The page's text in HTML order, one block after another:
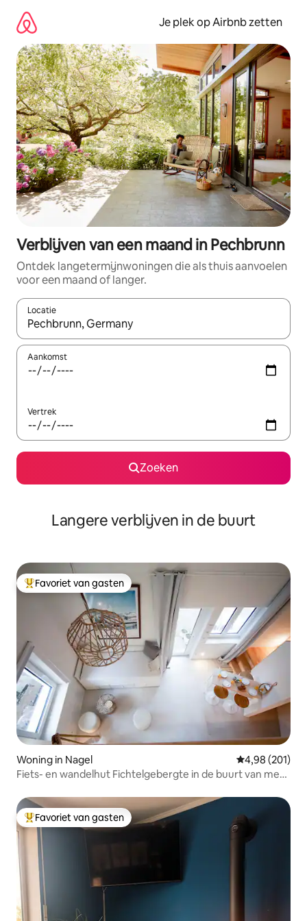
direct
naar
inhoud
Je plek op Airbnb zetten
Verblijven van een maand in Pechbrunn
Ontdek langetermijnwoningen die als thuis aanvoelen
voor een maand of langer.
Locatie
Wanneer er resultaten beschikbaar zijn, maak je een keuze
Aankomst
Vertrek
Zoeken
Langere verblijven in de buurt
Topfavoriet van gasten
Favoriet van gasten
Woning in Nagel Gemiddelde
4,98 (201)
Fiets- en wandelhut Fichtelgebergte in de buurt van meer
Topfavoriet van gasten
Favoriet van gasten